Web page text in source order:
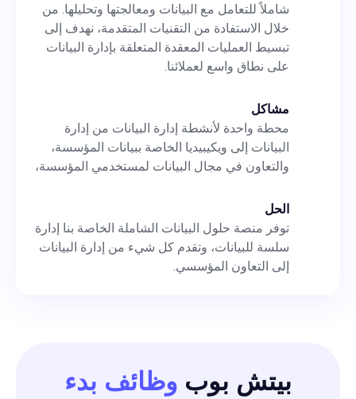
شاملاً للتعامل مع البيانات ومعالجتها وتحليلها. من
خلال الاستفادة من التقنيات المتقدمة، نهدف إلى
تبسيط العمليات المعقدة المتعلقة بإدارة البيانات
على نطاق واسع لعملائنا.
مشاكل
محطة واحدة لأنشطة إدارة البيانات من إدارة
البيانات إلى ويكيبيديا الخاصة ببيانات المؤسسة،
والتعاون في مجال البيانات لمستخدمي المؤسسة،
الحل
توفر منصة حلول البيانات الشاملة الخاصة بنا إدارة
سلسة للبيانات، وتقدم كل شيء من إدارة البيانات
إلى التعاون المؤسسي.
بيتش بوب وظائف بدء